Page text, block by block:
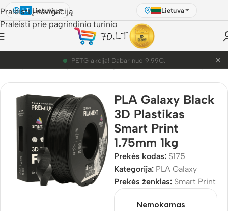
Praleisti į navigaciją
Praleisti prie pagrindinio turinio
LT Lietuvių Lietuva
PETG akcija! Dabar nuo 9.99€. ×
3D Spausdinimo plastikai/3D plastikai PLA/PLA Galaxy
PLA Galaxy Black
3D Plastikas
Smart Print
1.75mm 1kg
Prekės kodas: S175
Kategorija: PLA Galaxy
Prekės ženklas: Smart Print
Nemokamas